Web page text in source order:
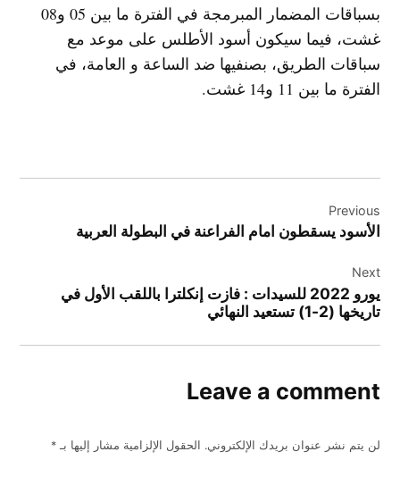
بسباقات المضمار المبرمجة في الفترة ما بين 05 و08
غشت، فيما سيكون أسود الأطلس على موعد مع
سباقات الطريق، بصنفيها ضد الساعة و العامة، في
الفترة ما بين 11 و14 غشت.
المقالات
Previous
الأسود يسقطون امام الفراعنة في البطولة العربية
Next
يورو 2022 للسيدات : فازت إنكلترا باللقب الأول في
تاريخها (2-1) تستعيد النهائي
Leave a comment
لن يتم نشر عنوان بريدك الإلكتروني. الحقول الإلزامية مشار إليها بـ*